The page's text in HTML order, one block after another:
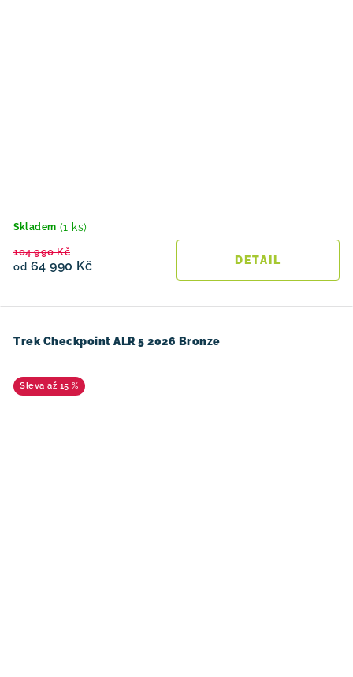
Skladem (1 ks)
od 64 990 Kč
104 990 Kč
Trek Checkpoint ALR 5 2026 Bronze
až 15 %